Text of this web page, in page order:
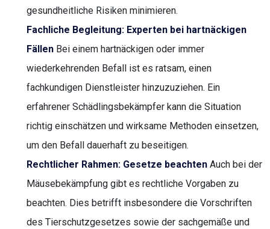
gesundheitliche Risiken minimieren.
Fachliche Begleitung: Experten bei hartnäckigen
Fällen Bei einem hartnäckigen oder immer
wiederkehrenden Befall ist es ratsam, einen
fachkundigen Dienstleister hinzuzuziehen. Ein
erfahrener Schädlingsbekämpfer kann die Situation
richtig einschätzen und wirksame Methoden einsetzen,
um den Befall dauerhaft zu beseitigen.
Rechtlicher Rahmen: Gesetze beachten Auch bei der
Mäusebekämpfung gibt es rechtliche Vorgaben zu
beachten. Dies betrifft insbesondere die Vorschriften
des Tierschutzgesetzes sowie der sachgemäße und